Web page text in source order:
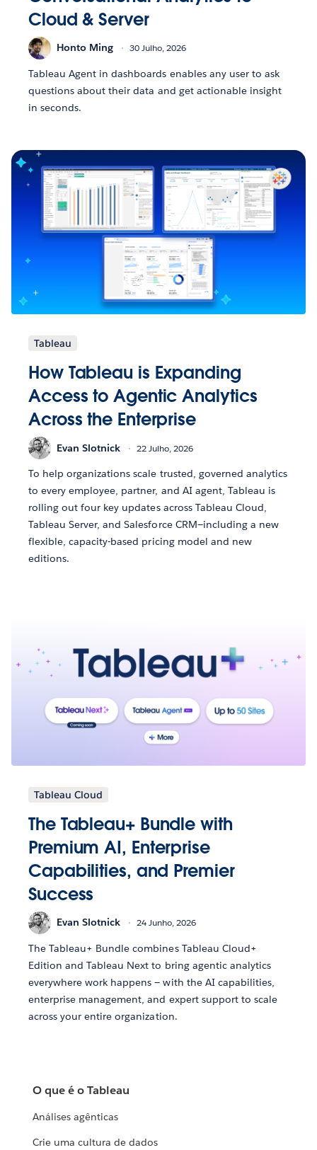
Cloud & Server
Honto Ming 30 Julho, 2026
Tableau Agent in dashboards enables any user to ask
questions about their data and get actionable insight
in seconds.
Tableau
How Tableau is Expanding
Access to Agentic Analytics
Across the Enterprise
Evan Slotnick 22 Julho, 2026
To help organizations scale trusted, governed analytics
to every employee, partner, and AI agent, Tableau is
rolling out four key updates across Tableau Cloud,
Tableau Server, and Salesforce CRM—including a new
flexible, capacity-based pricing model and new
editions.
Tableau Cloud
The Tableau+ Bundle with
Premium AI, Enterprise
Capabilities, and Premier
Success
Evan Slotnick 24 Junho, 2026
The Tableau+ Bundle combines Tableau Cloud+
Edition and Tableau Next to bring agentic analytics
everywhere work happens — with the AI capabilities,
enterprise management, and expert support to scale
across your entire organization.
O que é o Tableau
Análises agênticas
Crie uma cultura de dados